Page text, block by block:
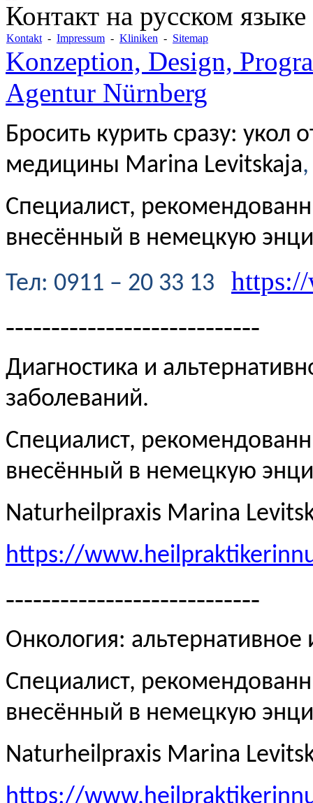
Контакт на русском
Kontakt - Impressum - Kliniken - Sitemap
Konzeption, Design,
Agentur Nürnberg
Бросить курить сразу: укол
медицины Marina Levitskaja,
Специалист,
внесённый в немецкую
Teл: 0911 – 20 33 13
----------------------------
Диагностика и
заболеваний.
Специалист,
внесённый в немецкую
Naturheilpraxis Marina
https://
----------------------------
Онкология:
Специалист,
внесённый в немецкую
Naturheilpraxis Marina
https://